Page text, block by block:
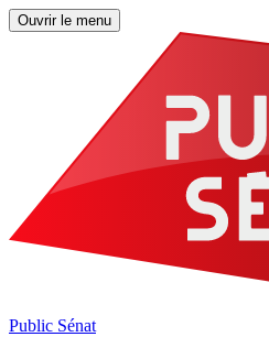
Ouvrir le menu
Public Sénat